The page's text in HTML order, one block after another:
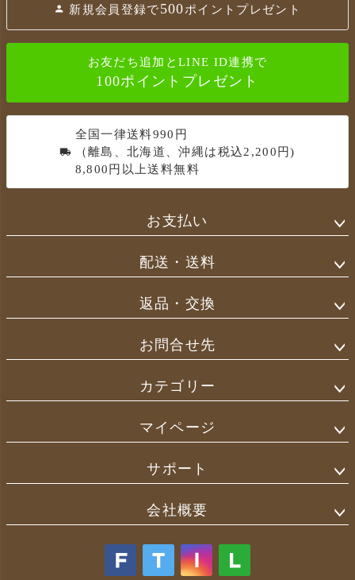
ト
新規会員登録で500ポイントプレゼント
お友だち追加とLINE ID連携で
100ポイントプレゼント
全国一律送料990円
（離島、北海道、沖縄は税込2,200円)
8,800円以上送料無料
お支払い
配送・送料
返品・交換
お問合せ先
カテゴリー
マイページ
サポート
会社概要